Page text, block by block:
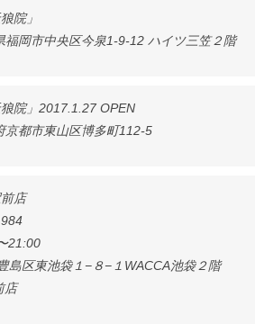
院」
岡市中央区今泉1-9-12 ハイツ三笠２階
院」2017.1.27 OPEN
都市東山区博多町112-5
店
21:00
島区東池袋１−８−１WACCA池袋２階
店